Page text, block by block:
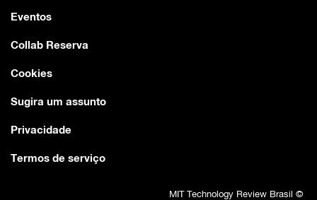
Eventos
Collab Reserva
Cookies
Sugira um assunto
Privacidade
Termos de serviço
MIT Technology Review Brasil ©